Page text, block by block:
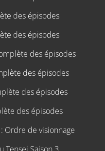
des épisodes
des épisodes
des épisodes
des épisodes
des épisodes
des épisodes
Ordre de visionnage